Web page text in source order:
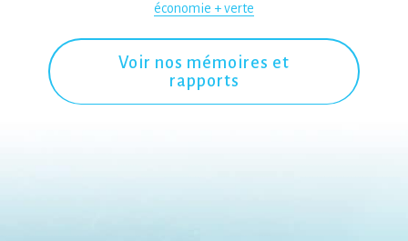
économie + verte
Voir nos mémoires et
rapports